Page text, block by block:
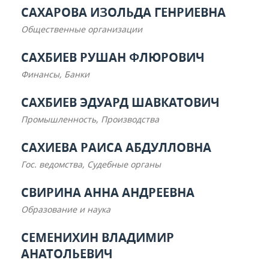
САХАРОВА ИЗОЛЬДА ГЕНРИЕВНА
Общественные организации
САХБИЕВ РУШАН ФЛЮРОВИЧ
Финансы, Банки
САХБИЕВ ЭДУАРД ШАВКАТОВИЧ
Промышленность, Производства
САХИЕВА РАИСА АБДУЛЛОВНА
Гос. ведомства, Судебные органы
СВИРИНА АННА АНДРЕЕВНА
Образование и наука
СЕМЕНИХИН ВЛАДИМИР
АНАТОЛЬЕВИЧ